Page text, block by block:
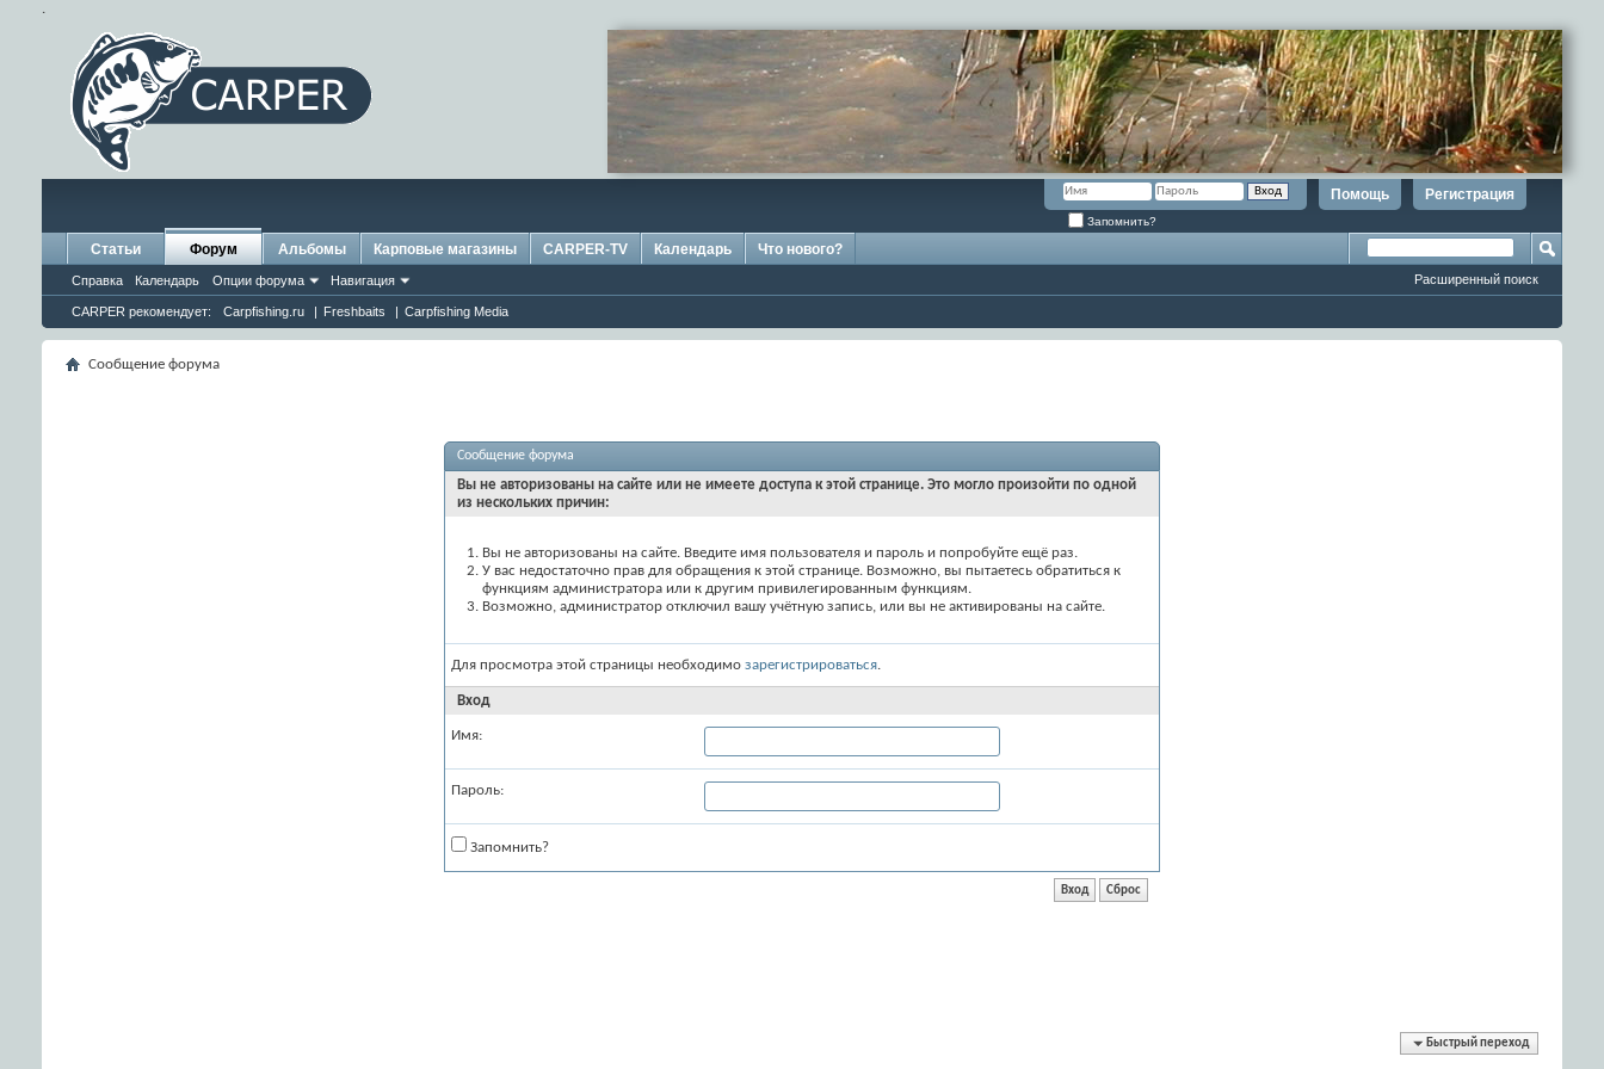
.
Регистрация
Помощь
Запомнить?
Статьи Форум
Справка Календарь Опции форума Навигация
CARPER рекомендует: Carpfishing.ru | Freshbaits | Carpfishing Media
Альбомы Карповые магазины CARPER-TV Календарь Что нового?
Расширенный поиск
Сообщение форума
Сообщение форума
Вы не авторизованы на сайте или не имеете доступа к этой странице. Это могло произойти по одной
из нескольких причин:
Вы не авторизованы на сайте. Введите имя пользователя и пароль и попробуйте ещё раз.
У вас недостаточно прав для обращения к этой странице. Возможно, вы пытаетесь обратиться к
функциям администратора или к другим привилегированным функциям.
Возможно, администратор отключил вашу учётную запись, или вы не активированы на сайте.
Для просмотра этой страницы необходимо зарегистрироваться.
Вход
Имя:
Пароль:
Запомнить?
Быстрый переход